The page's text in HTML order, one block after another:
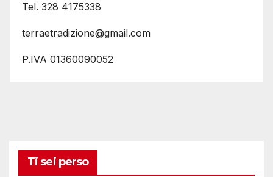
Tel. 328 4175338
terraetradizione@gmail.com
P.IVA 01360090052
Ti sei perso